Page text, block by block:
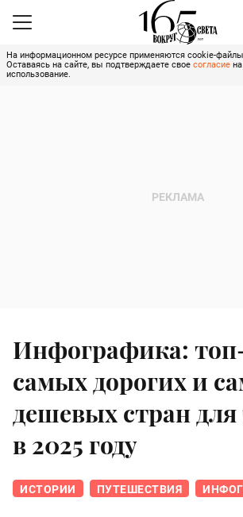
На информационном ресурсе применяются cookie-
Оставаясь на сайте, вы подтверждаете свое согласие
использование.
Инфографика:
самых дорогих и
дешевых стран
в 2025 году
ИСТОРИИ ПУТЕШЕСТВИЯ